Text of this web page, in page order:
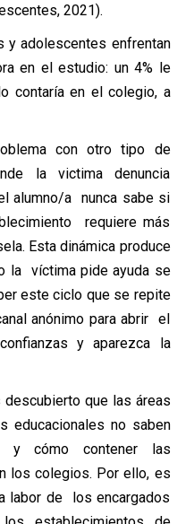
2021).
y adolescentes enfrentan
en el estudio: un 4% le
contaría en el colegio, a
con otro tipo de
la victima denuncia
alumno/a nunca sabe si
requiere más
Esta dinámica produce
la víctima pide ayuda se
este ciclo que se repite
anónimo para abrir el
y aparezca la
que las áreas
educacionales no saben
y cómo contener las
los colegios. Por ello, es
labor de los encargados